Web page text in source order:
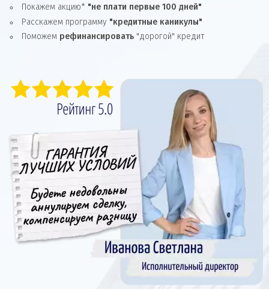
Покажем акцию* "не плати первые 100 дней"
Расскажем программу "кредитные каникулы"
Поможем рефинансировать "дорогой" кредит